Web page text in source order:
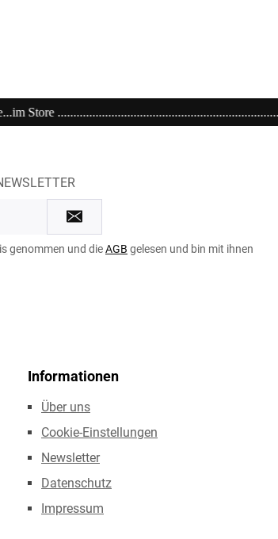
genommen und dieAGB gelesen und bin mit ihnen
Informationen
Über uns
Cookie-Einstellungen
Newsletter
Datenschutz
Impressum